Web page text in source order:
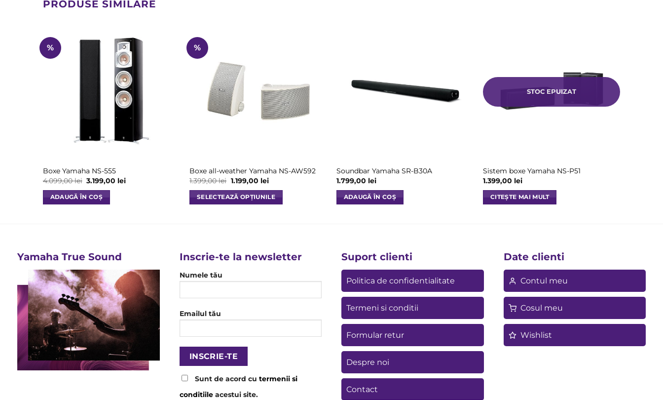
PRODUSE SIMILARE
%
Boxe Yamaha NS-555
4.099,00lei Prețul
inițial
a
fost:
3.199,00 leiPrețul
ADAUGĂ ÎN COȘ
%
Boxe all-weather Yamaha NS-AW592
1.399,00lei Prețul
inițial
a
fost:
1.199,00 leiPrețul
este:
1.199,00 lei.
SELECTEAZĂ OPȚIUNILE
multe
Opțiunile
fi
alese
în
pagina
produsului.
Soundbar Yamaha SR-B30A
1.799,00 lei
ADAUGĂ ÎN COȘ
STOC EPUIZAT
Sistem boxe Yamaha NS-P51
1.399,00 lei
CITEȘTE MAI MULT
Yamaha True Sound Inscrie-te la newsletter
Numele tău
Emailul tău
Sunt de acord cu termenii si
conditiileacestui site.
Suport clienti
Politica de confidentialitate
Termeni si conditii
Formular retur
Despre noi
Contact
Date clienti
Contul meu
Cosul meu
Wishlist